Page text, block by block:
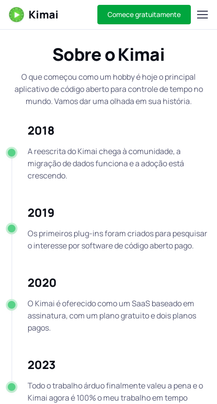
Kimai Comece gratuitamente
Sobre o Kimai
O que começou como um hobby é hoje o principal
aplicativo de código aberto para controle de tempo no
mundo. Vamos dar uma olhada em sua história.
2018
A reescrita do Kimai chega à comunidade, a
migração de dados funciona e a adoção está
crescendo.
2019
Os primeiros plug-ins foram criados para pesquisar
o interesse por software de código aberto pago.
2020
O Kimai é oferecido como um SaaS baseado em
assinatura, com um plano gratuito e dois planos
pagos.
2023
Todo o trabalho árduo finalmente valeu a pena e o
Kimai agora é 100% o meu trabalho em tempo